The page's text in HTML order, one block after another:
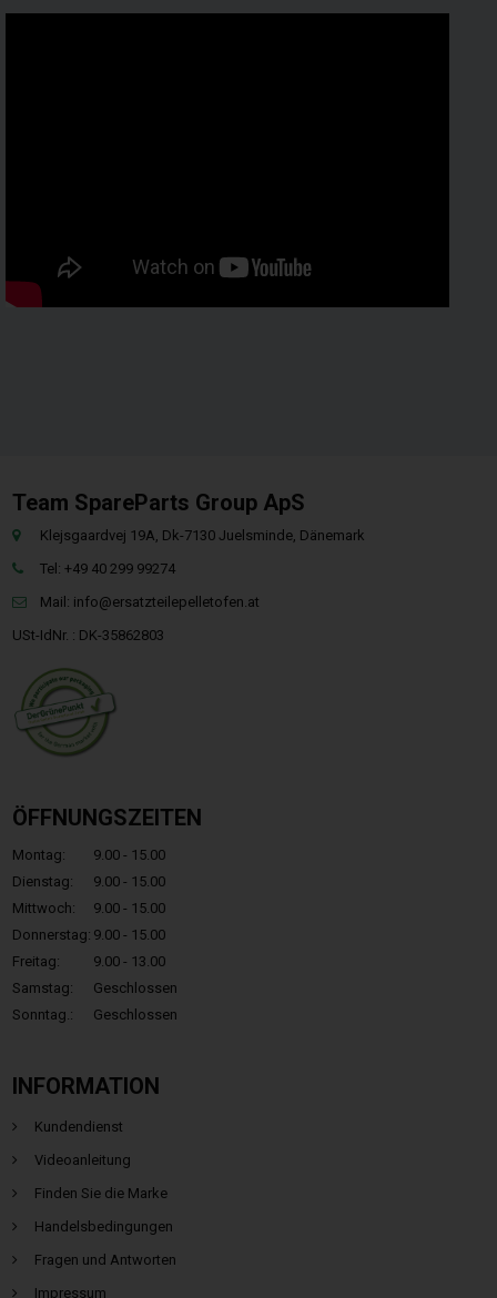
Team SpareParts Group ApS
Klejsgaardvej 19A, Dk-7130 Juelsminde, Dänemark
Tel: +49 40 299 99274
Mail: info@ersatzteilepelletofen.at
USt-IdNr. : DK-35862803
ÖFFNUNGSZEITEN
Montag:
9.00 - 15.00
Dienstag:
9.00 - 15.00
Mittwoch:
9.00 - 15.00
Donnerstag: 9.00 - 15.00
Freitag:
9.00 - 13.00
Samstag:
Geschlossen
Sonntag.:
Geschlossen
INFORMATION
Kundendienst
Videoanleitung
Finden Sie die Marke
Handelsbedingungen
Fragen und Antworten
Impressum